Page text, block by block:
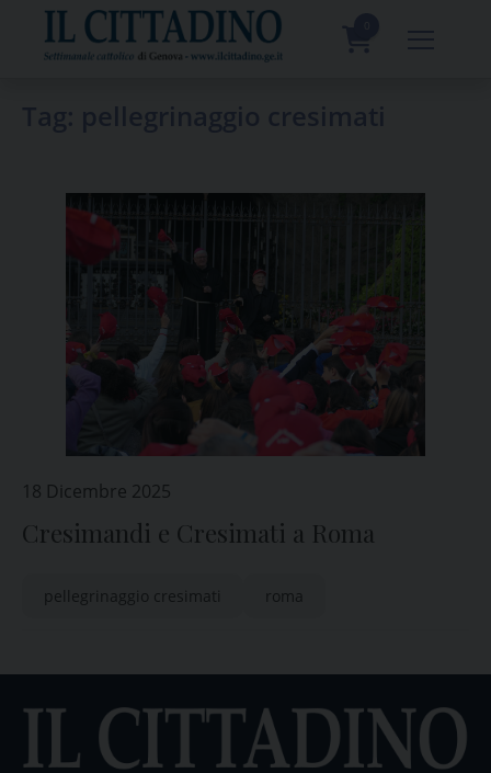
content
18 Dicembre 2025
Cresimandi e Cresimati a Roma
pellegrinaggio cresimati roma